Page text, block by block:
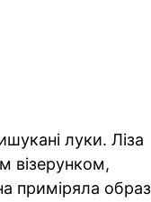
луки. Ліза
візерунком,
приміряла образ